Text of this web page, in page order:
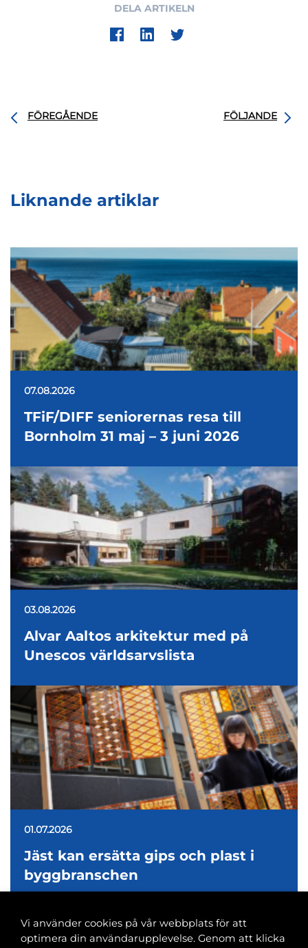
DELA ARTIKELN
FÖREGÅENDE FÖLJANDE
Liknande artiklar
07.08.2026
TFiF/DIFF seniorernas resa till
Bornholm 31 maj – 3 juni 2026
03.08.2026
Alvar Aaltos arkitektur med på
Unescos världsarvslista
01.07.2026
Jäst kan ersätta gips och plast i
byggbranschen
Vi använder cookies på vår webbplats för att
optimera din användarupplevelse. Genom att klicka